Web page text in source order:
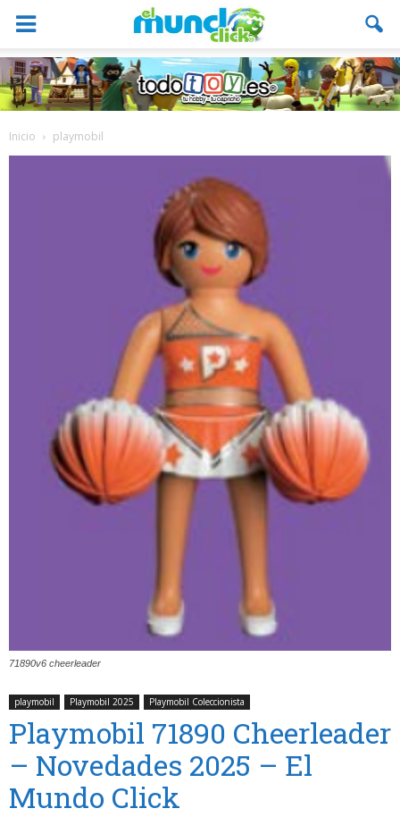
Inicio playmobil
71890v6 cheerleader
playmobil Playmobil 2025 Playmobil Coleccionista
Playmobil 71890 Cheerleader
– Novedades 2025 – El
Mundo Click